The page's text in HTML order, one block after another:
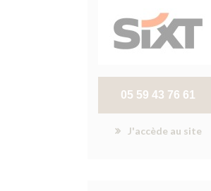
05 59 43 76 61
J'accède au site